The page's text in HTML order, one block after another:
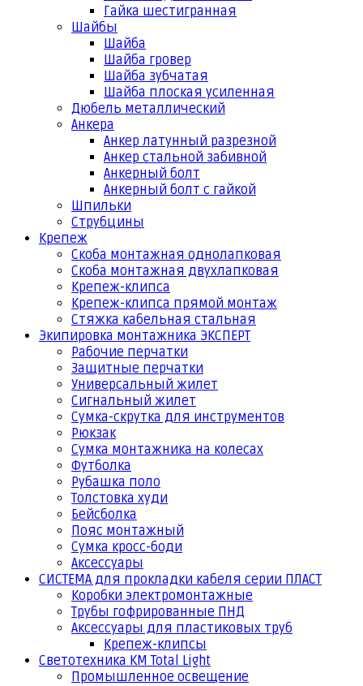
Гайка шестигранная
Шайбы
Шайба
Шайба гровер
Шайба зубчатая
Шайба плоская усиленная
Дюбель металлический
Анкера
Анкер латунный разрезной
Анкер стальной забивной
Анкерный болт
Анкерный болт с гайкой
Шпильки
Струбцины
Крепеж
Скоба монтажная однолапковая
Скоба монтажная двухлапковая
Крепеж-клипса
Крепеж-клипса прямой монтаж
Стяжка кабельная стальная
Экипировка монтажника ЭКСПЕРТ
Рабочие перчатки
Защитные перчатки
Универсальный жилет
Сигнальный жилет
Сумка-скрутка для инструментов
Рюкзак
Сумка монтажника на колесах
Футболка
Рубашка поло
Толстовка худи
Бейсболка
Пояс монтажный
Сумка кросс-боди
Аксессуары
СИСТЕМА для прокладки кабеля серии ПЛАСТ
Коробки электромонтажные
Трубы гофрированные ПНД
Аксессуары для пластиковых труб
Крепеж-клипсы
Светотехника КМ Total Light
Промышленное освещение